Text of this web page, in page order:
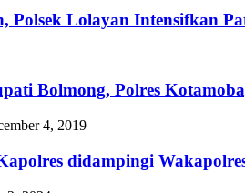
Polsek Lolayan Intensifkan
Bolmong, Polres
4, 2019
didampingi